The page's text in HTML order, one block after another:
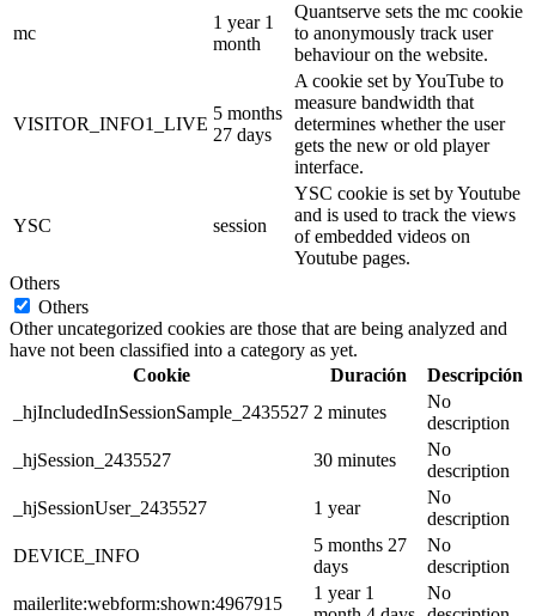
mc
1 year 1
month
Quantserve sets the mc cookie
to anonymously track user
behaviour on the website.
VISITOR_INFO1_LIVE
5 months
27 days
A cookie set by YouTube to
measure bandwidth that
determines whether the user
gets the new or old player
interface.
YSC session
YSC cookie is set by Youtube
and is used to track the views
of embedded videos on
Youtube pages.
Others
Others
Other uncategorized cookies are those that are being analyzed and
have not been classified into a category as yet.
Cookie
Duración
Descripción
_hjIncludedInSessionSample_2435527 2 minutes
No
description
_hjSession_2435527
30 minutes
No
description
_hjSessionUser_2435527
1 year
No
description
DEVICE_INFO
5 months 27
days
No
description
mailerlite:webform:shown:4967915
1 year 1
No